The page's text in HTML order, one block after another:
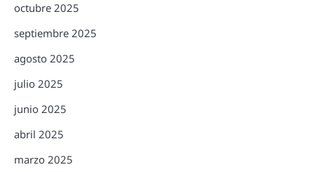
octubre 2025
septiembre 2025
agosto 2025
julio 2025
junio 2025
abril 2025
marzo 2025